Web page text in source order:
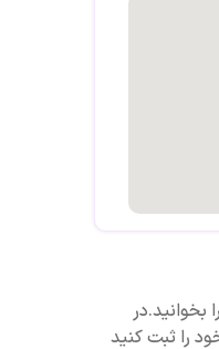
بخوانید.در
را ثبت کنید